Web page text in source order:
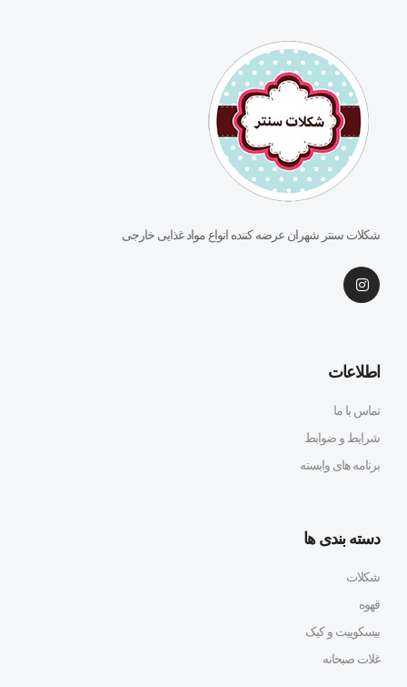
شکلات سنتر شهران عرضه کننده انواع مواد غذایی خارجی
اطلاعات
تماس با ما
شرایط و ضوابط
برنامه های وابسته
دسته بندی ها
شکلات
قهوه
بیسکوییت و کیک
غلات صبحانه